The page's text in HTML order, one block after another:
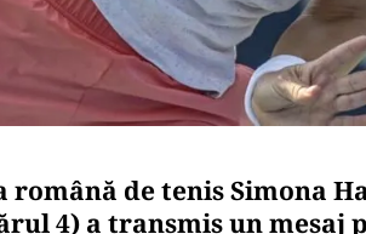
română de tenis Simona
4) a transmis un